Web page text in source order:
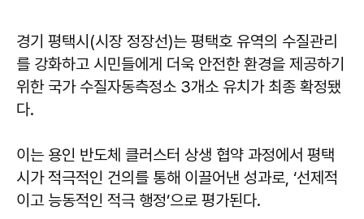
경기 평택시(시장 정장선)는 평택호 유역의 수질관리
를 강화하고 시민들에게 더욱 안전한 환경을 제공하기
위한 국가 수질자동측정소 3개소 유치가 최종 확정됐
다.
이는 용인 반도체 클러스터 상생 협약 과정에서 평택
시가 적극적인 건의를 통해 이끌어낸 성과로, ‘선제적
이고 능동적인 적극 행정’으로 평가된다.